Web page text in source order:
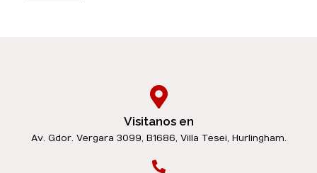
Visitanos en
Av. Gdor. Vergara 3099, B1686, Villa Tesei, Hurlingham.